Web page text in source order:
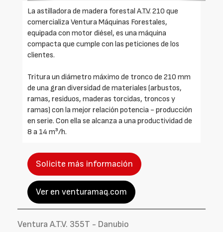
La astilladora de madera forestal A.T.V. 210 que
comercializa Ventura Máquinas Forestales,
equipada con motor diésel, es una máquina
compacta que cumple con las peticiones de los
clientes.
Tritura un diámetro máximo de tronco de 210 mm
de una gran diversidad de materiales (arbustos,
ramas, residuos, maderas torcidas, troncos y
ramas) con la mejor relación potencia - producción
en serie. Con ella se alcanza a una productividad de
8 a 14 m³/h.
Solicite más información
Ver en venturamaq.com
Ventura A.T.V. 355T - Danubio